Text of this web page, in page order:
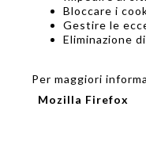
Bloccare i
Gestire le
Eliminazione
Per maggiori
Mozilla Firefox